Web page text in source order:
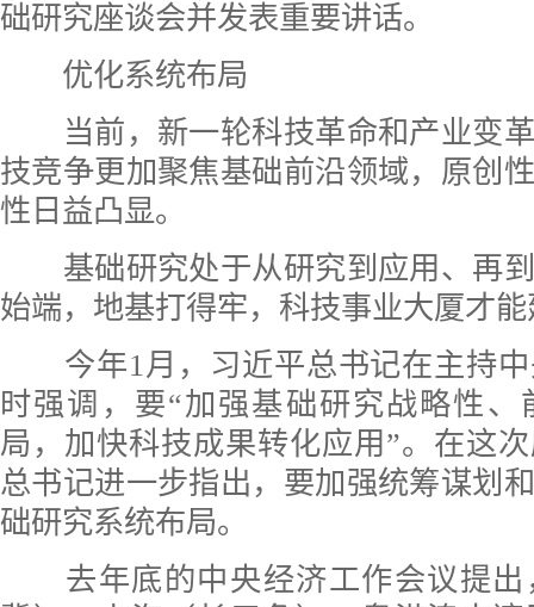
础研究座谈会并发表重要讲话。
优化系统布局
当前，新一轮科技革命和产业变革
技竞争更加聚焦基础前沿领域，原创
性日益凸显。
基础研究处于从研究到应用、再到
始端，地基打得牢，科技事业大厦才
今年1月，习近平总书记在主持中
时强调，要“加强基础研究战略性、
局，加快科技成果转化应用”。在这
总书记进一步指出，要加强统筹谋划
础研究系统布局。
去年底的中央经济工作会议提出